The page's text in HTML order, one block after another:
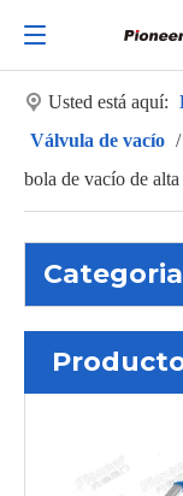
Usted está aquí:
Válvula de vacío /
bola de vacío de